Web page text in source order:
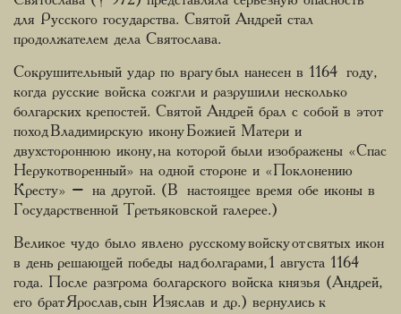
для Русского государства. Святой Андрей стал
продолжателем дела Святослава.
Сокрушительный удар по врагу был нанесен в 1164 году,
когда русские войска сожгли и разрушили несколько
болгарских крепостей. Святой Андрей брал с собой в этот
поход Владимирскую икону Божией Матери и
двухстороннюю икону, на которой были изображены «Спас
Нерукотворенный» на одной стороне и «Поклонению
Кресту» – на другой. (В настоящее время обе иконы в
Государственной Третьяковской галерее.)
Великое чудо было явлено русскому войску от святых икон
в день решающей победы над болгарами, 1 августа 1164
года. После разгрома болгарского войска князья (Андрей,
его брат Ярослав, сын Изяслав и др.) вернулись к